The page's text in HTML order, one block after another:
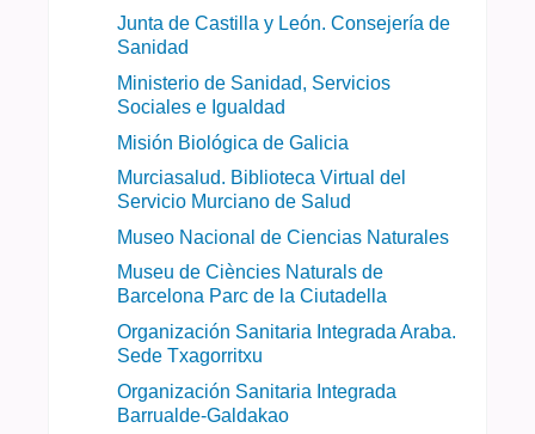
Junta de Castilla y León. Consejería de
Sanidad
Ministerio de Sanidad, Servicios
Sociales e Igualdad
Misión Biológica de Galicia
Murciasalud. Biblioteca Virtual del
Servicio Murciano de Salud
Museo Nacional de Ciencias Naturales
Museu de Ciències Naturals de
Barcelona Parc de la Ciutadella
Organización Sanitaria Integrada Araba.
Sede Txagorritxu
Organización Sanitaria Integrada
Barrualde-Galdakao